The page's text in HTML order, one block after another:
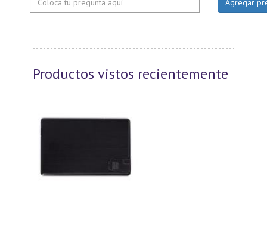
Productos vistos recientemente